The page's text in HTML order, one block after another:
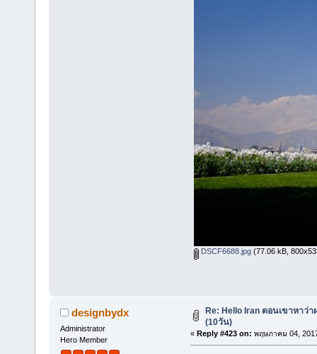
DSCF6688.jpg(77.06 kB,
designbydx
Administrator
Hero Member
Re: Hello Iran ตอนเขาหาว่
(10วัน)
« Reply #423 on: พฤษภาคม 04,